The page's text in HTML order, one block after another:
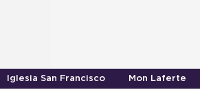
Iglesia San Francisco Mon Laferte